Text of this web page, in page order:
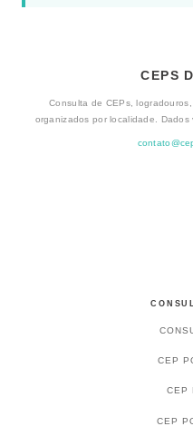
CEPS
Consulta de CEPs,
organizados por localidade.
CEP
CEP
CEP